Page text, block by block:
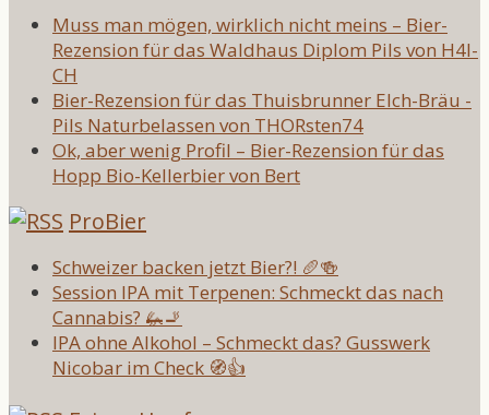
Muss man mögen, wirklich nicht meins – Bier-
Rezension für das Waldhaus Diplom Pils von H4l-
CH
Bier-Rezension für das Thuisbrunner Elch-Bräu -
Pils Naturbelassen von THORsten74
Ok, aber wenig Profil – Bier-Rezension für das
Hopp Bio-Kellerbier von Bert
ProBier
Schweizer backen jetzt Bier?! 🥖🍻
Session IPA mit Terpenen: Schmeckt das nach
Cannabis? 🦗🚬
IPA ohne Alkohol – Schmeckt das? Gusswerk
Nicobar im Check 🧭👍